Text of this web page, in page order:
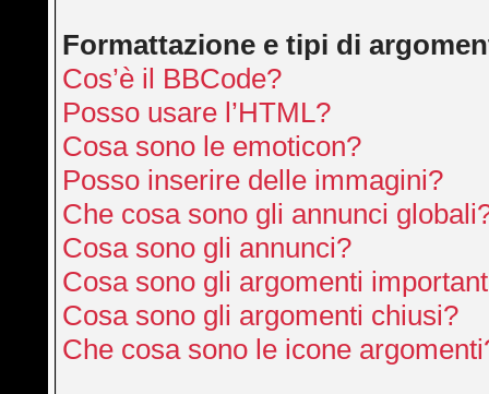
Formattazione e tipi di
Cos’è il BBCode?
Posso usare l’HTML?
Cosa sono le emoticon?
Posso inserire delle immagini?
Che cosa sono gli annunci
Cosa sono gli annunci?
Cosa sono gli argomenti
Cosa sono gli argomenti chiusi?
Che cosa sono le icone